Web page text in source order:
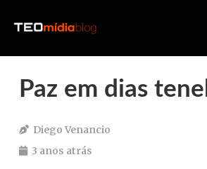
Paz em dias
Diego Venancio
3 anos atrás